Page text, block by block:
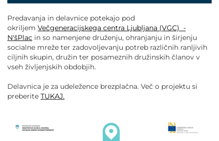
Predavanja in delavnice potekajo pod
okriljem Večgeneracijskega centra Ljubljana (VGC) -
N'šPlac in so namenjene druženju, ohranjanju in širjenju
socialne mreže ter zadovoljevanju potreb različnih ranljivih
ciljnih skupin, družin ter posameznih družinskih članov v
vseh življenjskih obdobjih.
Delavnica je za udeležence brezplačna. Več o projektu si
preberite TUKAJ.